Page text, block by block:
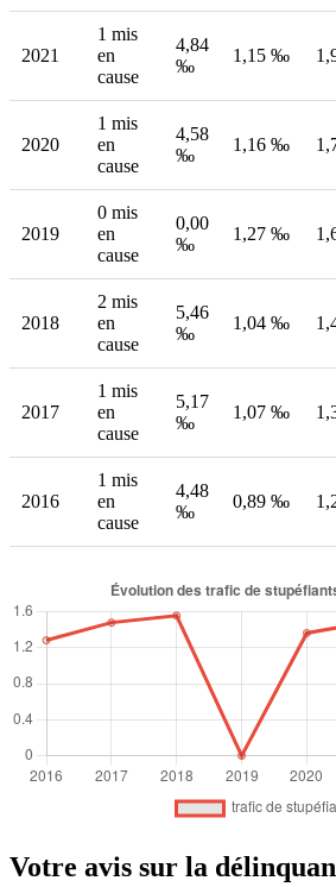
2021
1 mis
en
cause
4,84
‰
1,15 ‰
2020
1 mis
en
cause
4,58
‰
1,16 ‰
2019
0 mis
en
cause
0,00
‰
1,27 ‰
2018
2 mis
en
cause
5,46
‰
1,04 ‰
2017
1 mis
en
cause
5,17
‰
1,07 ‰
2016
1 mis
en
cause
4,48
‰
0,89 ‰
Votre avis sur la